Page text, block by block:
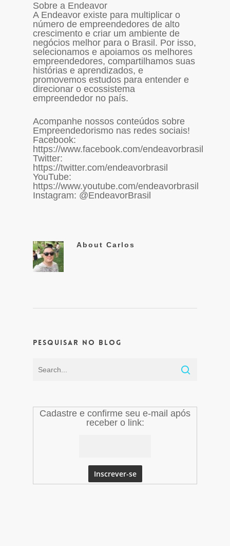
Sobre a Endeavor
A Endeavor existe para multiplicar o
número de empreendedores de alto
crescimento e criar um ambiente de
negócios melhor para o Brasil. Por isso,
selecionamos e apoiamos os melhores
empreendedores, compartilhamos suas
histórias e aprendizados, e
promovemos estudos para entender e
direcionar o ecossistema
empreendedor no país.
Acompanhe nossos conteúdos sobre
Empreendedorismo nas redes sociais!
Facebook:
https://www.facebook.com/endeavorbrasil
Twitter:
https://twitter.com/endeavorbrasil
YouTube:
https://www.youtube.com/endeavorbrasil
Instagram: @EndeavorBrasil
About Carlos
Pesquisar no Blog
Cadastre e confirme seu e-mail após
receber o link: